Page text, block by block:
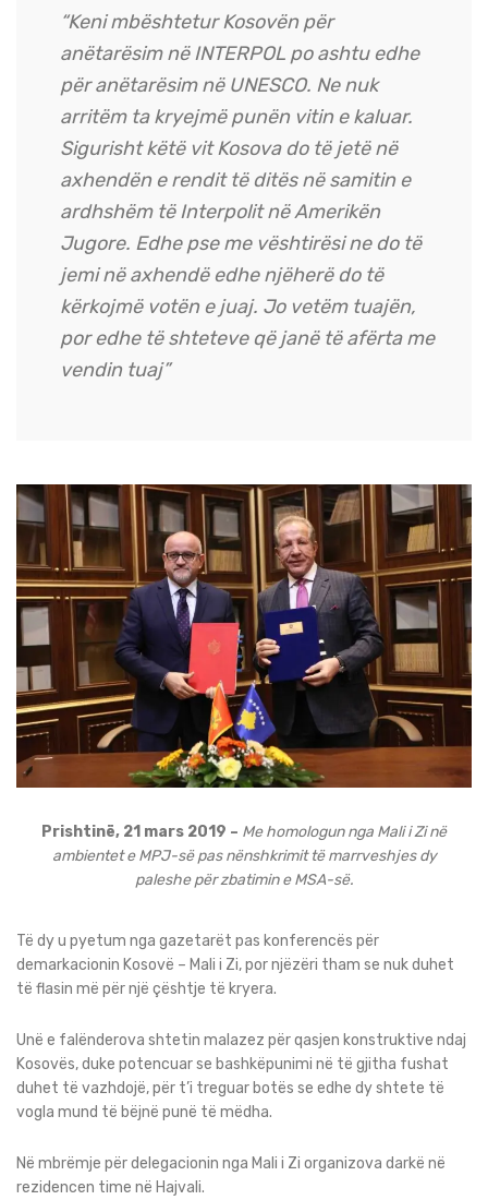
“Keni mbështetur Kosovën për
anëtarësim në INTERPOL po ashtu edhe
për anëtarësim në UNESCO. Ne nuk
arritëm ta kryejmë punën vitin e kaluar.
Sigurisht këtë vit Kosova do të jetë në
axhendën e rendit të ditës në samitin e
ardhshëm të Interpolit në Amerikën
Jugore. Edhe pse me vështirësi ne do të
jemi në axhendë edhe njëherë do të
kërkojmë votën e juaj. Jo vetëm tuajën,
por edhe të shteteve që janë të afërta me
vendin tuaj”
Prishtinë, 21 mars 2019 – Me homologun nga Mali i Zi në
ambientet e MPJ-së pas nënshkrimit të marrveshjes dy
paleshe për zbatimin e MSA-së.
Të dy u pyetum nga gazetarët pas konferencës për
demarkacionin Kosovë – Mali i Zi, por njëzëri tham se nuk duhet
të flasin më për një çështje të kryera.
Unë e falënderova shtetin malazez për qasjen konstruktive ndaj
Kosovës, duke potencuar se bashkëpunimi në të gjitha fushat
duhet të vazhdojë, për t’i treguar botës se edhe dy shtete të
vogla mund të bëjnë punë të mëdha.
Në mbrëmje për delegacionin nga Mali i Zi organizova darkë në
rezidencen time në Hajvali.